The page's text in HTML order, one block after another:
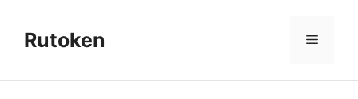
содержимому
Rutoken Меню